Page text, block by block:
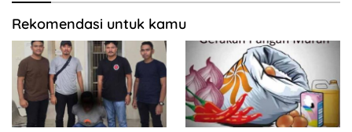
Rekomendasi untuk kamu